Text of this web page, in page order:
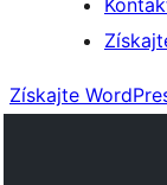
Získajte